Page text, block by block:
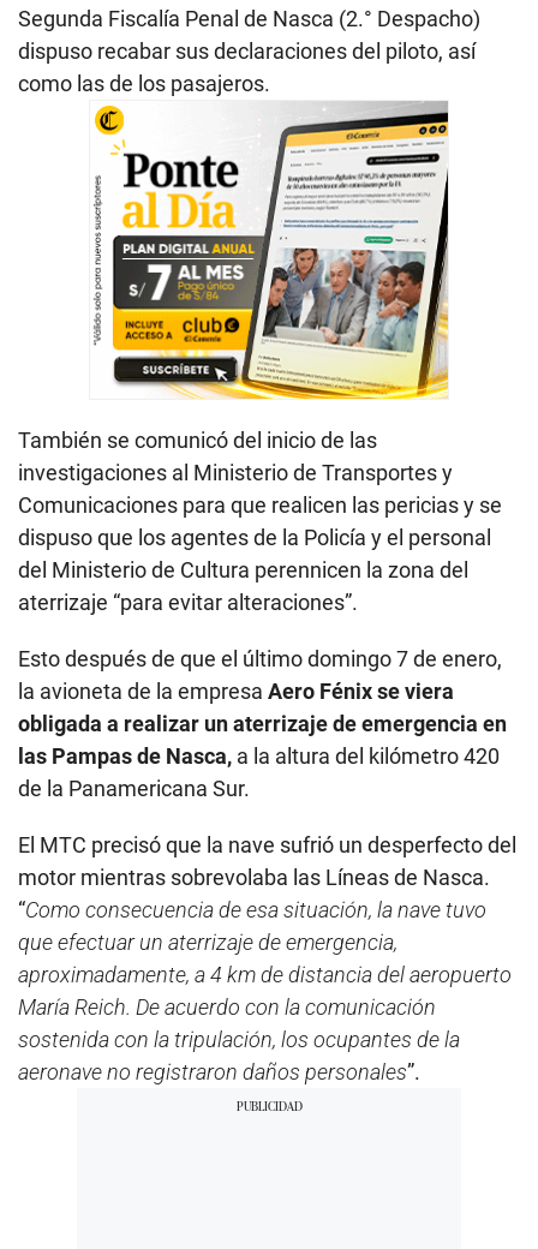
Segunda Fiscalía Penal de Nasca (2.° Despacho)
dispuso recabar sus declaraciones del piloto, así
como las de los pasajeros.
También se comunicó del inicio de las
investigaciones al Ministerio de Transportes y
Comunicaciones para que realicen las pericias y se
dispuso que los agentes de la Policía y el personal
del Ministerio de Cultura perennicen la zona del
aterrizaje “para evitar alteraciones”.
Esto después de que el último domingo 7 de enero,
la avioneta de la empresa Aero Fénix se viera
obligada a realizar un aterrizaje de emergencia en
las Pampas de Nasca, a la altura del kilómetro 420
de la Panamericana Sur.
El MTC precisó que la nave sufrió un desperfecto del
motor mientras sobrevolaba las Líneas de Nasca.
“Como consecuencia de esa situación, la nave tuvo
que efectuar un aterrizaje de emergencia,
aproximadamente, a 4 km de distancia del aeropuerto
María Reich. De acuerdo con la comunicación
sostenida con la tripulación, los ocupantes de la
aeronave no registraron daños personales”.